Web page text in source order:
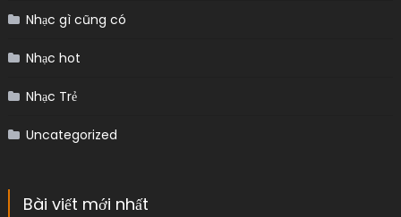
Nhạc gì cũng có
Nhạc hot
Nhạc Trẻ
Uncategorized
Bài viết mới nhất